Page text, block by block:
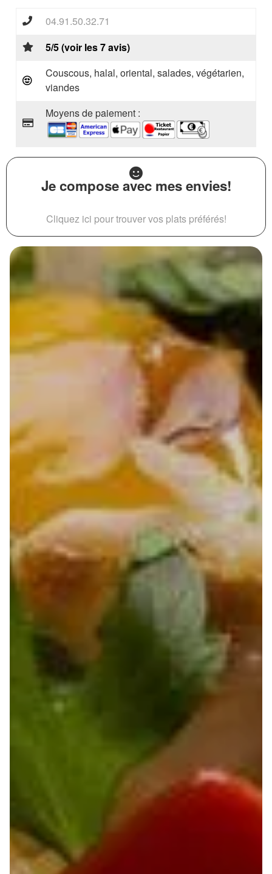
04.91.50.32.71
5/5 (voir les 7 avis)
Couscous, halal, oriental, salades, végétarien,
viandes
Moyens de paiement :
Je compose avec mes envies!
Cliquez ici pour trouver vos plats préférés!